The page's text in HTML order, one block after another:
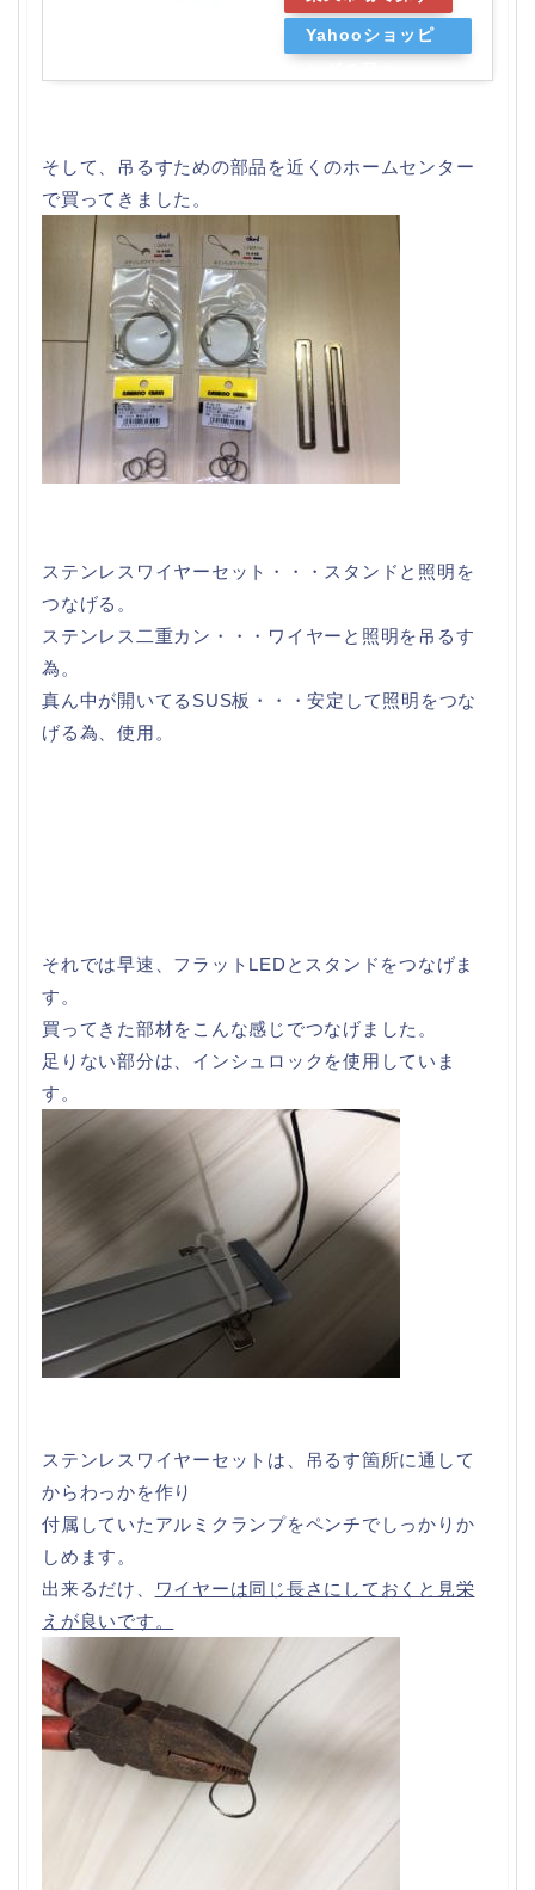
Yahooショッピ
そして、吊るすための部品を近くのホームセンター
で買ってきました。
ステンレスワイヤーセット・・・スタンドと照明を
つなげる。
ステンレス二重カン・・・ワイヤーと照明を吊るす
為。
真ん中が開いてるSUS板・・・安定して照明をつな
げる為、使用。
それでは早速、フラットLEDとスタンドをつなげま
す。
買ってきた部材をこんな感じでつなげました。
足りない部分は、インシュロックを使用していま
す。
ステンレスワイヤーセットは、吊るす箇所に通して
からわっかを作り
付属していたアルミクランプをペンチでしっかりか
しめます。
出来るだけ、
ワイヤーは同じ長さにしておくと見栄
えが良いです。